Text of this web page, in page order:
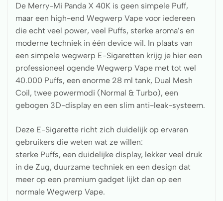
De Merry-Mi Panda X 40K is geen simpele Puff,
maar een high-end Wegwerp Vape voor iedereen
die echt veel power, veel Puffs, sterke aroma’s en
moderne techniek in één device wil. In plaats van
een simpele wegwerp E-Sigaretten krijg je hier een
professioneel ogende Wegwerp Vape met tot wel
40.000 Puffs, een enorme 28 ml tank, Dual Mesh
Coil, twee powermodi (Normal & Turbo), een
gebogen 3D-display en een slim anti-leak-systeem.
Deze E-Sigarette richt zich duidelijk op ervaren
gebruikers die weten wat ze willen:
sterke Puffs, een duidelijke display, lekker veel druk
in de Zug, duurzame techniek en een design dat
meer op een premium gadget lijkt dan op een
normale Wegwerp Vape.